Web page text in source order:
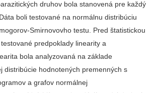
druhov bola stanovená pre každý
boli testované na normálnu distribúciu
Smirnovovho testu. Pred štatistickou
predpoklady linearity a
bola analyzovaná na základe
distribúcie hodnotených premenných s
a grafov normálnej